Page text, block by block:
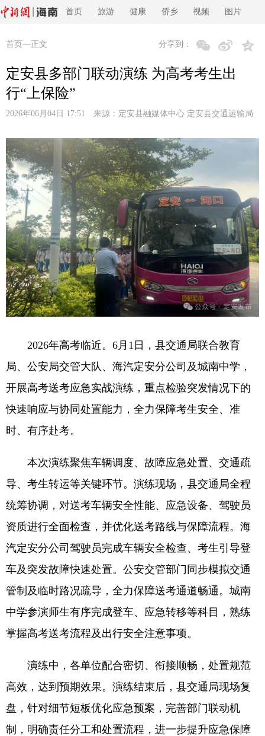
首页 旅游 健康 侨乡 视频 图片
首页 —正文 分享到：
定安县多部门联动演练 为高考考生出
行“上保险”
2026年06月04日 17:51 来源： 定安县融媒体中心 定安县交通运输局
2026年高考临近。6月1日，县交通局联合教育
局、公安局交管大队、海汽定安分公司及城南中学，
开展高考送考应急实战演练，重点检验突发情况下的
快速响应与协同处置能力，全力保障考生安全、准
时、有序赴考。
本次演练聚焦车辆调度、故障应急处置、交通疏
导、考生转运等关键环节。演练现场，县交通局全程
统筹协调，对送考车辆安全性能、应急设备、驾驶员
资质进行全面检查，并优化送考路线与保障流程。海
汽定安分公司驾驶员完成车辆安全检查、考生引导登
车及突发故障快速处置。公安交管部门同步模拟交通
管制及临时路况疏导，全力保障送考通道畅通。城南
中学参演师生有序完成登车、应急转移等科目，熟练
掌握高考送考流程及出行安全注意事项。
演练中，各单位配合密切、衔接顺畅，处置规范
高效，达到预期效果。演练结束后，县交通局现场复
盘，针对细节短板优化应急预案，完善部门联动机
制，明确责任分工和处置流程，进一步提升应急保障